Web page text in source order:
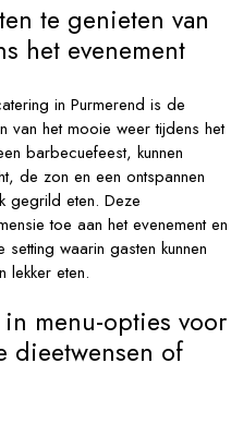
te genieten van
het evenement
in Purmerend is de
van het mooie weer tijdens het
barbecuefeest, kunnen
de zon en een ontspannen
gegrild eten. Deze
toe aan het evenement en
waarin gasten kunnen
lekker eten.
menu-opties voor
dieetwensen of